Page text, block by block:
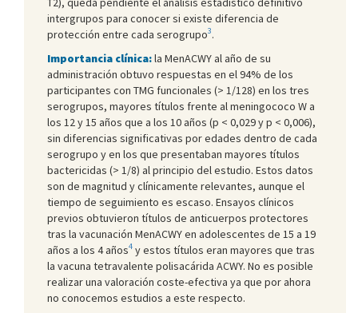
intergrupos para conocer si existe diferencia de
protección entre cada serogrupo3.
Importancia clínica:la MenACWY al año de su
administración obtuvo respuestas en el 94% de los
participantes con TMG funcionales (> 1/128) en los tres
serogrupos, mayores títulos frente al meningococo W a
los 12 y 15 años que a los 10 años (p < 0,029 y p < 0,006),
sin diferencias significativas por edades dentro de cada
serogrupo y en los que presentaban mayores títulos
bactericidas (> 1/8) al principio del estudio. Estos datos
son de magnitud y clínicamente relevantes, aunque el
tiempo de seguimiento es escaso. Ensayos clínicos
previos obtuvieron títulos de anticuerpos protectores
tras la vacunación MenACWY en adolescentes de 15 a 19
años a los 4 años4 y estos títulos eran mayores que tras
la vacuna tetravalente polisacárida ACWY. No es posible
realizar una valoración coste-efectiva ya que por ahora
no conocemos estudios a este respecto.